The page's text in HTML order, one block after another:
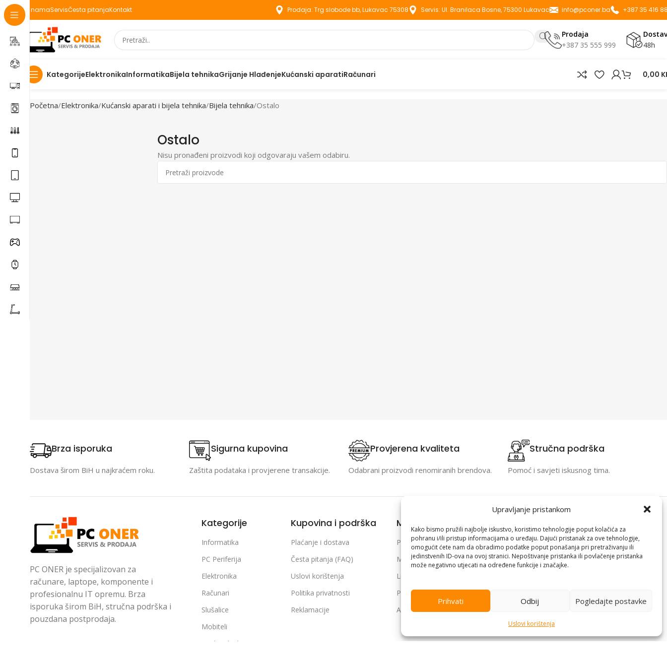
Upravljanje pristankom
Kako bismo pružili najbolje iskustvo, koristimo tehnologije poput kolačića za
pohranu i/ili pristup informacijama o uređaju. Dajući pristanak za ove tehnologije,
omogućit ćete nam da obradimo podatke poput ponašanja pri pretraživanju ili
jedinstvenih ID-ova na ovoj stranici. Nepoštivanje pristanka ili povlačenje pristanka
može negativno utjecati na određene funkcije i značajke.
Prihvati Odbij Pogledajte postavke
Uslovi korištenja
O namaServisČesta pitanjaKontakt Prodaja: Trg slobode bb, Lukavac 75308 Servis: Ul. Branilaca Bosne, 75300 Lukavac info@pconer.ba +387 35 416
Prodaja
+387 35 555 999
48h
KategorijeElektronikaInformatikaBijela tehnikaGrijanje HlađenjeKućanski aparatiRačunari 0,00
Početna Elektronika Kućanski aparati i bijela tehnika Bijela tehnika Ostalo
Ostalo
Nisu pronađeni proizvodi koji odgovaraju vašem odabiru.
Brza isporuka
Dostava širom BiH u najkraćem roku.
Sigurna kupovina
Zaštita podataka i provjerene transakcije.
Provjerena kvaliteta
Odabrani proizvodi renomiranih brendova.
Stručna podrška
Pomoć i savjeti iskusnog tima.
PC ONER je specijalizovan za
računare, laptope, komponente i
profesionalnu IT opremu. Brza
isporuka širom BiH, stručna podrška i
pouzdana postprodaja.
Kategorije
Informatika
PC Periferija
Elektronika
Računari
Slušalice
Mobiteli
Bijela tehnika
Kupovina i podrška
Plaćanje i dostava
Česta pitanja (FAQ)
Uslovi korištenja
Politika privatnosti
Reklamacije
Moj račun
Prijava / Registracija
Moje narudžbe
Lista želja
Poređenje proizvoda
Adrese i podaci profila
Branilaca Bosne, 75 300 Lukavac
+387 35 555 999